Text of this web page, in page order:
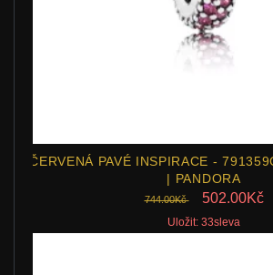
ČERVENÁ PAVÉ INSPIRACE -
| PANDORA
744.00Kč 502.00Kč
Uložit: 33sleva